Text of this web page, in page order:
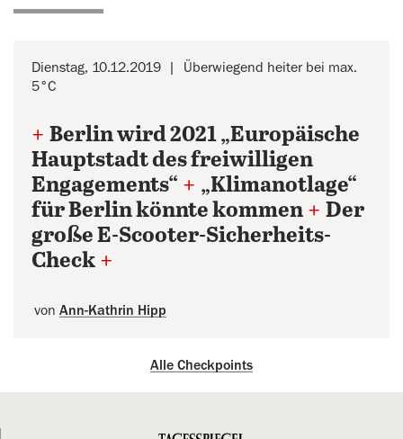
Dienstag, 10.12.2019
Überwiegend heiter bei max.
5°C
+ Berlin wird 2021 „Europäische
Hauptstadt des freiwilligen
Engagements“ + „Klimanotlage“
für Berlin könnte kommen + Der
große E-Scooter-Sicherheits-
Check +
von Ann-Kathrin Hipp
Alle Checkpoints